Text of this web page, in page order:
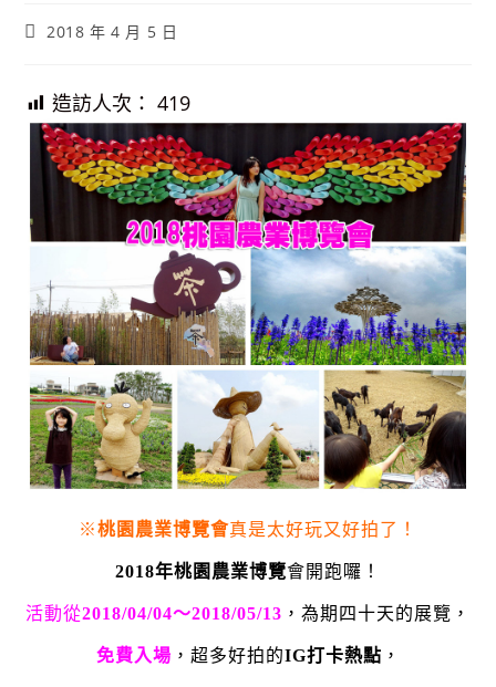
Post2018 年 4 月 5 日
造訪人次： 419
※桃園農業博覽會真是太好玩又好拍了！
2018年桃園農業博覽會開跑囉！
活動從2018/04/04～2018/05/13 ，為期四十天的展覽，
免費入場 ，超多好拍的IG打卡熱點 ，